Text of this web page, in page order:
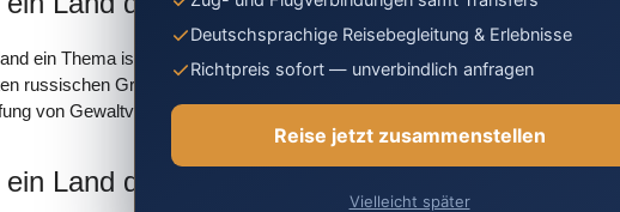
ein Thema ist, hat sich die Situation in den letzten Jahren verbessert. Die
russischen Großstädten ist vergleichbar mit anderen europäischen Städten.
von Gewaltverbrechen erzielt.
Land der Isolation“
Deutschsprachige Reisebegleitung & Erlebnisse
Richtpreis sofort — unverbindlich anfragen
Reise jetzt zusammenstellen
Vielleicht später